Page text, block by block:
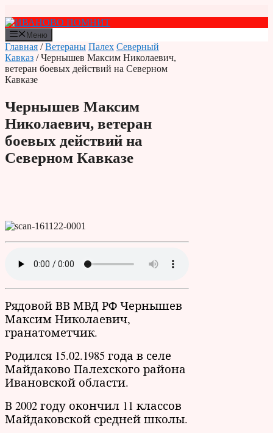
к
содержимому
Меню
Главная /Ветераны Палех Северный
Кавказ / Чернышев Максим Николаевич,
ветеран боевых действий на Северном
Кавказе
Чернышев Максим
Николаевич, ветеран
боевых действий на
Северном Кавказе
Рядовой ВВ МВД РФ Чернышев
Максим Николаевич,
гранатометчик.
Родился 15.02.1985 года в селе
Майдаково Палехского района
Ивановской области.
В 2002 году окончил 11 классов
Майдаковской средней школы.